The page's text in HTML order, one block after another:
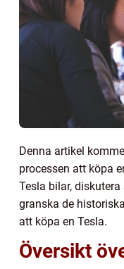
Denna artikel
processen att köpa
Tesla bilar,
granska de
att köpa en Tesla.
Översikt